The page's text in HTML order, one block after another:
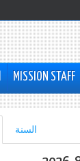
MISSION STAFF
السنة